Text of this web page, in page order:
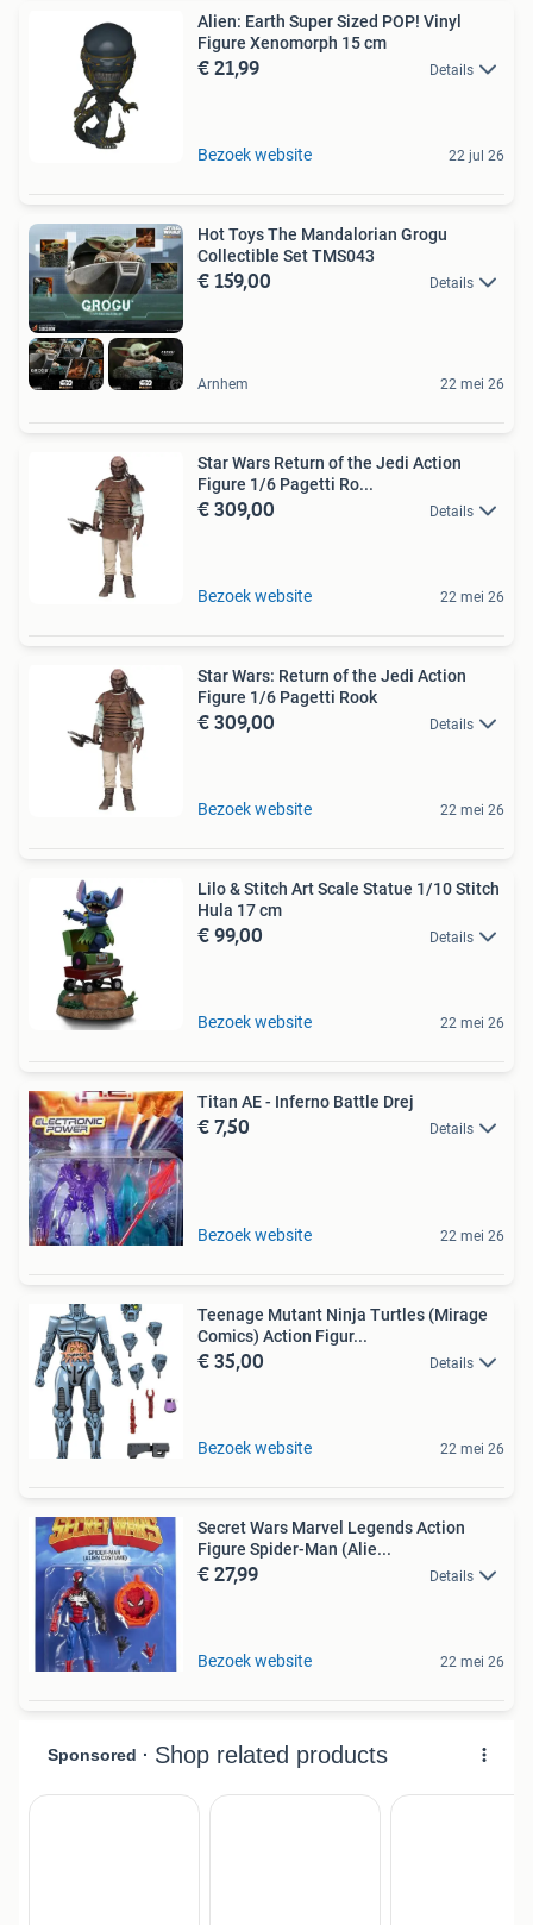
Alien: Earth Super Sized POP! Vinyl
Figure Xenomorph 15 cm
€ 21,99 Details
Bezoek website 22 jul 26
Hot Toys The Mandalorian Grogu
Collectible Set TMS043
€ 159,00 Details
Arnhem 22 mei 26
Star Wars Return of the Jedi Action
Figure 1/6 Pagetti Ro...
€ 309,00 Details
Bezoek website 22 mei 26
Star Wars: Return of the Jedi Action
Figure 1/6 Pagetti Rook
€ 309,00 Details
Bezoek website 22 mei 26
Lilo & Stitch Art Scale Statue 1/10 Stitch
Hula 17 cm
€ 99,00 Details
Bezoek website 22 mei 26
Titan AE - Inferno Battle Drej
€ 7,50 Details
Bezoek website 22 mei 26
Teenage Mutant Ninja Turtles (Mirage
Comics) Action Figur...
€ 35,00 Details
Bezoek website 22 mei 26
Secret Wars Marvel Legends Action
Figure Spider-Man (Alie...
€ 27,99 Details
Bezoek website 22 mei 26